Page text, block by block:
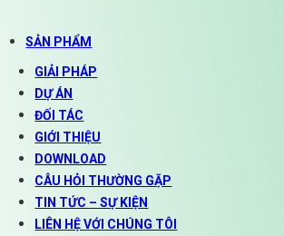
SẢN PHẨM
GIẢI PHÁP
DỰ ÁN
ĐỐI TÁC
GIỚI THIỆU
DOWNLOAD
CÂU HỎI THƯỜNG GẶP
TIN TỨC – SỰ KIỆN
LIÊN HỆ VỚI CHÚNG TÔI